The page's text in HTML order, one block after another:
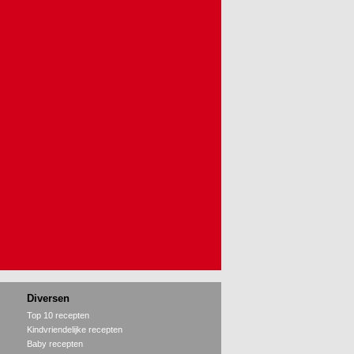
Diversen
Top 10 recepten
Kindvriendelijke recepten
Baby recepten